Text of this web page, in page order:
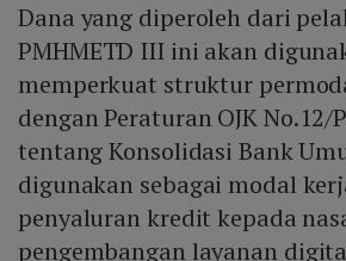
Dana yang diperoleh dari
PMHMETD III ini akan
memperkuat struktur
dengan Peraturan OJK No.12/
tentang Konsolidasi Bank
digunakan sebagai modal
penyaluran kredit kepada
pengembangan layanan